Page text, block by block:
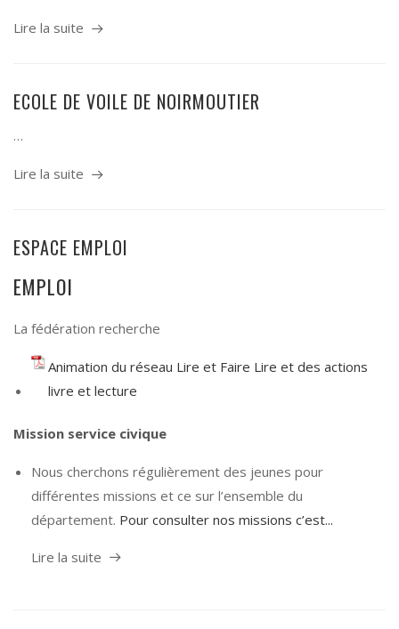
Lire la suite
ECOLE DE VOILE DE NOIRMOUTIER
…
Lire la suite
ESPACE EMPLOI
EMPLOI
La fédération recherche
Animation du réseau Lire et Faire Lire et des actions
livre et lecture
Mission service civique
Nous cherchons régulièrement des jeunes pour
différentes missions et ce sur l’ensemble du
département. Pour consulter nos missions c’est...
Lire la suite